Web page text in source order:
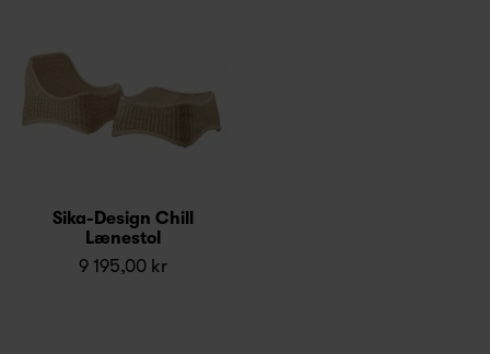
Sika-Design Chill
Lænestol
9 195,00 kr